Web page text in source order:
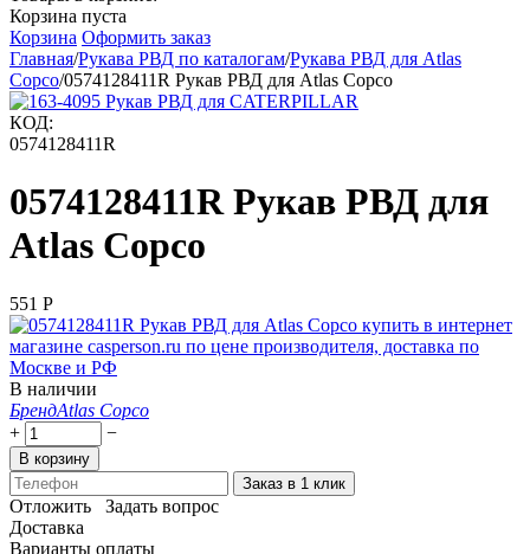
Корзина пуста
Корзина Оформить заказ
Главная/Рукава РВД по каталогам/Рукава РВД для Atlas
Copco/0574128411R Рукав РВД для Atlas Copco
КОД:
0574128411R
0574128411R Рукав РВД для
Atlas Copco
‍551‍ Р
В наличии
БрендAtlas Copco
+
−
В корзину
Заказ в 1 клик
Отложить
Задать вопрос
Доставка
Варианты оплаты